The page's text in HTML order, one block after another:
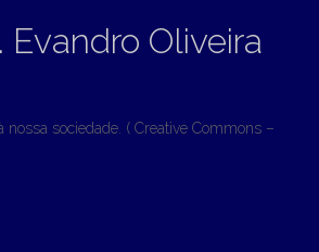
Evandro Oliveira
nossa sociedade. ( Creative Commons –